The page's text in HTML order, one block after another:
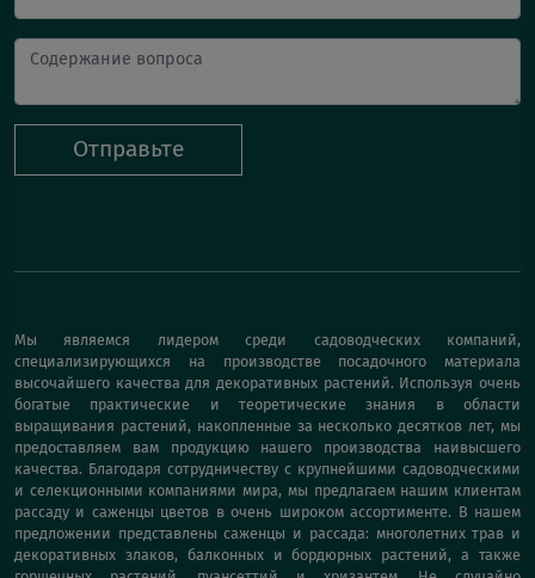
Отправьте
Мы являемся лидером среди садоводческих компаний,
специализирующихся на производстве посадочного материала
высочайшего качества для декоративных растений. Используя очень
богатые практические и теоретические знания в области
выращивания растений, накопленные за несколько десятков лет, мы
предоставляем вам продукцию нашего производства наивысшего
качества. Благодаря сотрудничеству с крупнейшими садоводческими
и селекционными компаниями мира, мы предлагаем нашим клиентам
рассаду и саженцы цветов в очень широком ассортименте. В нашем
предложении представлены саженцы и рассада: многолетних трав и
декоративных злаков, балконных и бордюрных растений, а также